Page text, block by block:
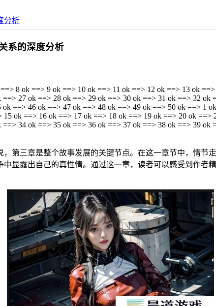
分析
系的深度分析
8 ok ==> 9 ok ==> 10 ok ==> 11 ok ==> 12 ok ==> 13 ok
27 ok ==> 28 ok ==> 29 ok ==> 30 ok ==> 31 ok ==> 32
==> 46 ok ==> 47 ok ==> 48 ok ==> 49 ok ==> 50 ok ==> 1
ok ==> 16 ok ==> 17 ok ==> 18 ok ==> 19 ok ==> 20 ok
34 ok ==> 35 ok ==> 36 ok ==> 37 ok ==> 38 ok ==> 39
第三章是整个故事发展的关键节点。在这一章节中，情节
显露出自己的真性情。通过这一章，读者可以感受到作者